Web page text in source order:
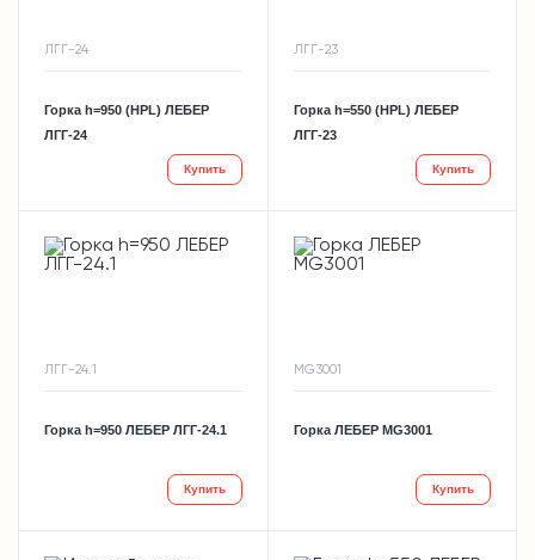
ЛГГ-24
Горка h=950 (HPL) ЛЕБЕР
ЛГГ-24
Купить
ЛГГ-23
Горка h=550 (HPL) ЛЕБЕР
ЛГГ-23
Купить
ЛГГ-24.1
Горка h=950 ЛЕБЕР ЛГГ-24.1
Купить
MG3001
Горка ЛЕБЕР MG3001
Купить